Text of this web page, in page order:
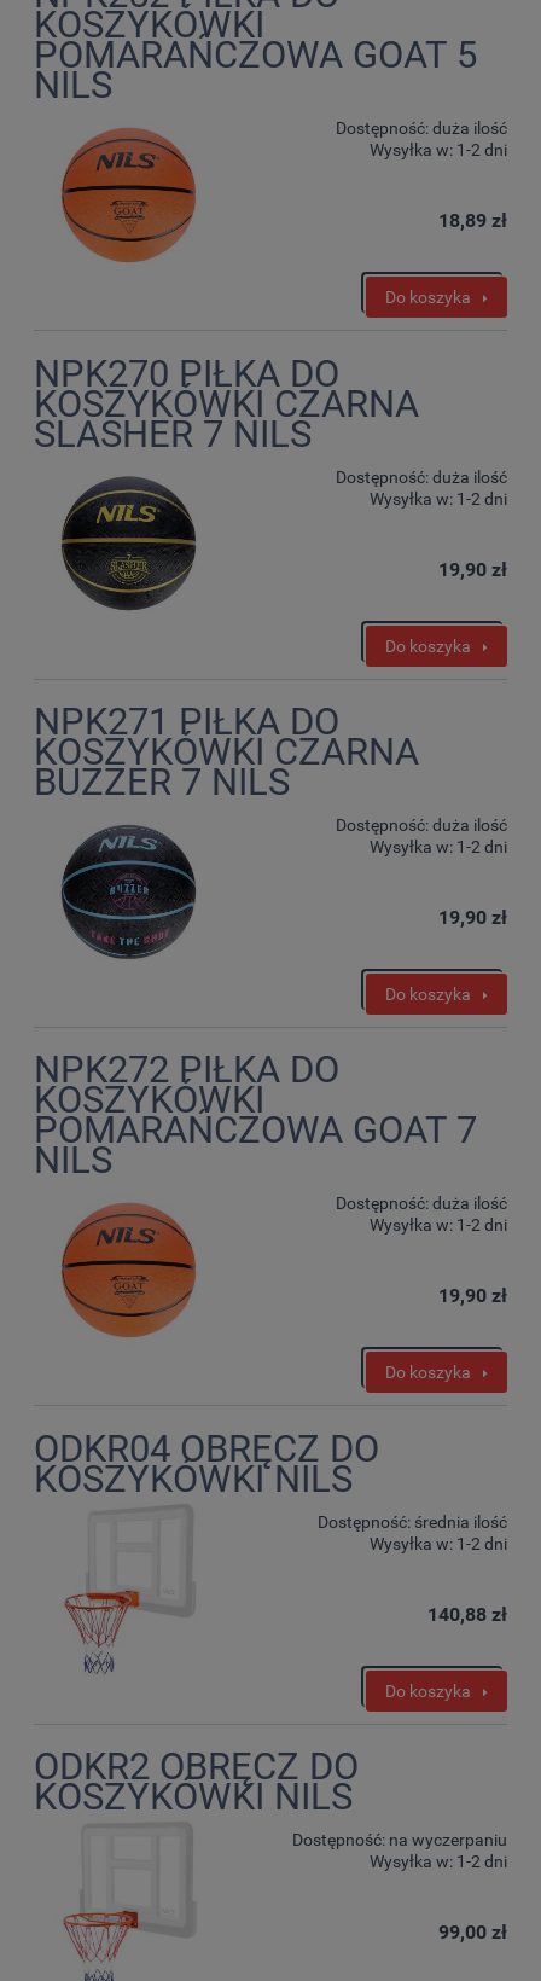
KOSZYKÓWKI
POMARAŃCZOWA GOAT 5
NILS
Dostępność:duża ilość
Wysyłka w: 1-2 dni
18,89 zł
Do koszyka
NPK270 PIŁKA DO
KOSZYKÓWKI CZARNA
SLASHER 7 NILS
Dostępność:duża ilość
Wysyłka w: 1-2 dni
19,90 zł
Do koszyka
NPK271 PIŁKA DO
KOSZYKÓWKI CZARNA
BUZZER 7 NILS
Dostępność:duża ilość
Wysyłka w: 1-2 dni
19,90 zł
Do koszyka
NPK272 PIŁKA DO
KOSZYKÓWKI
POMARAŃCZOWA GOAT 7
NILS
Dostępność:duża ilość
Wysyłka w: 1-2 dni
19,90 zł
Do koszyka
ODKR04 OBRĘCZ DO
KOSZYKÓWKI NILS
Dostępność: średnia ilość
Wysyłka w: 1-2 dni
140,88 zł
Do koszyka
ODKR2 OBRĘCZ DO
KOSZYKÓWKI NILS
Dostępność: na wyczerpaniu
Wysyłka w: 1-2 dni
99,00 zł